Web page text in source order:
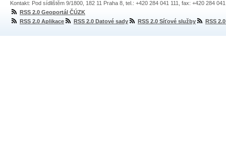
Kontakt: Pod sídlištěm 9/1800, 182 11 Praha 8, tel.: +420 284 041 111, fax: +420 284
RSS 2.0 Geoportál ČÚZK
RSS 2.0 Aplikace
RSS 2.0 Datové sady RSS 2.0 Síťové služby RSS